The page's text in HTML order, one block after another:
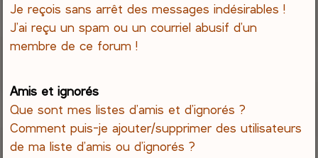
Je reçois sans arrêt des messages indésirables !
J’ai reçu un spam ou un courriel abusif d’un
membre de ce forum !
Amis et ignorés
Que sont mes listes d’amis et d’ignorés ?
Comment puis-je ajouter/supprimer des utilisateurs
de ma liste d’amis ou d’ignorés ?